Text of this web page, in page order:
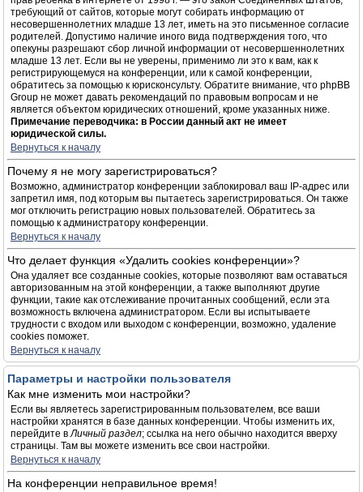
требующий от сайтов, которые могут собирать информацию от
несовершеннолетних младше 13 лет, иметь на это письменное согласие
родителей. Допустимо наличие иного вида подтверждения того, что
опекуны разрешают сбор личной информации от несовершеннолетних
младше 13 лет. Если вы не уверены, применимо ли это к вам, как к
регистрирующемуся на конференции, или к самой конференции,
обратитесь за помощью к юрисконсульту. Обратите внимание, что phpBB
Group не может давать рекомендаций по правовым вопросам и не
является объектом юридических отношений, кроме указанных ниже.
Примечание переводчика: в России данный акт не имеет
юридической силы.
Вернуться к началу
Почему я не могу зарегистрироваться?
Возможно, администратор конференции заблокировал ваш IP-адрес или
запретил имя, под которым вы пытаетесь зарегистрироваться. Он также
мог отключить регистрацию новых пользователей. Обратитесь за
помощью к администратору конференции.
Вернуться к началу
Что делает функция «Удалить cookies конференции»?
Она удаляет все созданные cookies, которые позволяют вам оставаться
авторизованным на этой конференции, а также выполняют другие
функции, такие как отслеживание прочитанных сообщений, если эта
возможность включена администратором. Если вы испытываете
трудности с входом или выходом с конференции, возможно, удаление
cookies поможет.
Вернуться к началу
Параметры и настройки пользователя
Как мне изменить мои настройки?
Если вы являетесь зарегистрированным пользователем, все ваши
настройки хранятся в базе данных конференции. Чтобы изменить их,
перейдите вЛичный раздел; ссылка на него обычно находится вверху
страницы. Там вы можете изменить все свои настройки.
Вернуться к началу
На конференции неправильное время!